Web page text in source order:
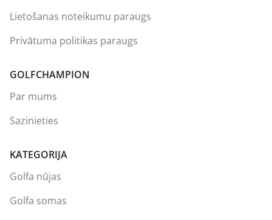
Lietošanas noteikumu paraugs
Privātuma politikas paraugs
GOLFCHAMPION
Par mums
Sazinieties
KATEGORIJA
Golfa nūjas
Golfa somas